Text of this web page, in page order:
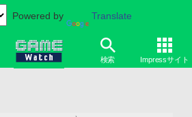
Powered by Translate
検索 Impressサイト